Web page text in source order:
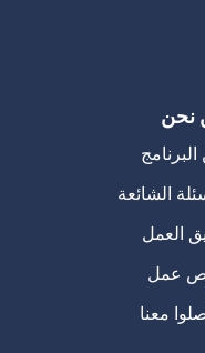
نحن
الشائعة
العمل
عمل
معنا